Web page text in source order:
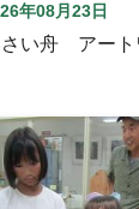
年08月23日
さい舟 アート